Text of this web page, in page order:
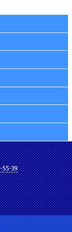
55-39